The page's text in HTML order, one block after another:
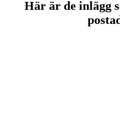
Här är de inlägg